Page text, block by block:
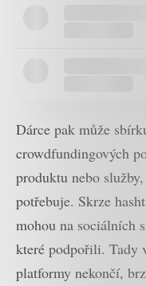
Dárce pak může
crowdfundingových
produktu nebo
potřebuje. Skrze
mohou na sociálních
které podpořili. Tady
platformy nekončí,